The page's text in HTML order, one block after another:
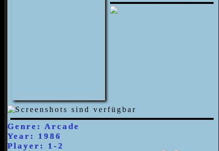
Genre: Arcade
Year: 1986
Player: 1-2